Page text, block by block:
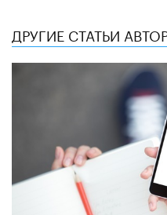
ДРУГИЕ СТАТЬИ